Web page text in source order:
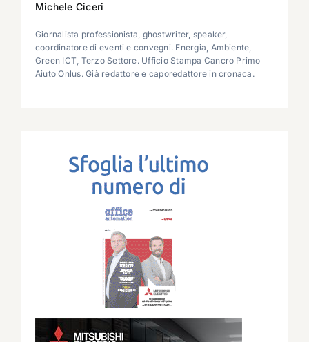
Michele Ciceri
Giornalista professionista, ghostwriter, speaker,
coordinatore di eventi e convegni. Energia, Ambiente,
Green ICT, Terzo Settore. Ufficio Stampa Cancro Primo
Aiuto Onlus. Già redattore e caporedattore in cronaca.